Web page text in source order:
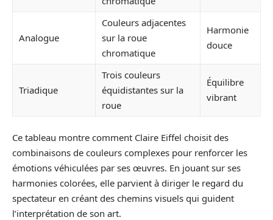
Analogue
Couleurs adjacentes
sur la roue
chromatique
Harmonie
douce
Triadique
Trois couleurs
équidistantes sur la
roue
Équilibre
vibrant
Ce tableau montre comment Claire Eiffel choisit des
combinaisons de couleurs complexes pour renforcer les
émotions véhiculées par ses œuvres. En jouant sur ses
harmonies colorées, elle parvient à diriger le regard du
spectateur en créant des chemins visuels qui guident
l’interprétation de son art.